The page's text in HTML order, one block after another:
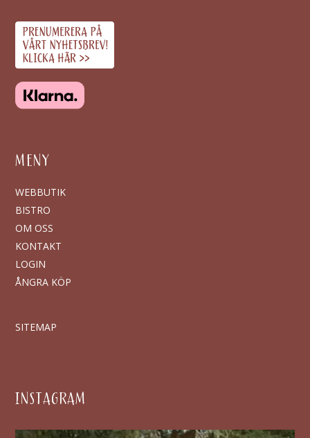
MENY
WEBBUTIK
BISTRO
OM OSS
KONTAKT
LOGIN
ÅNGRA KÖP
SITEMAP
INSTAGRAM